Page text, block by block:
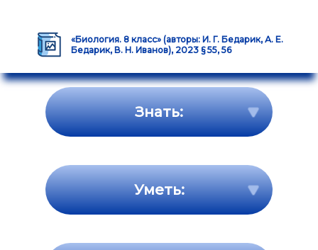
«Биология. 8 класс» (авторы: И. Г. Бедарик, А. Е.
Бедарик, В. Н. Иванов), 2023 § 55, 56
Знать:
Уметь: